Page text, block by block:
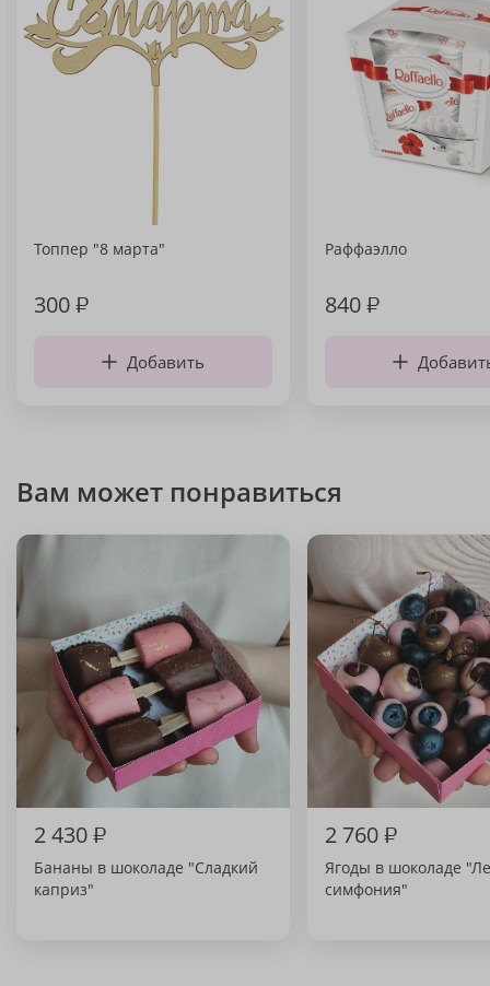
Топпер "8 марта"
300₽
Добавить
Раффаэлло
840₽
Вам может понравиться
2 430₽
Бананы в шоколаде "Сладкий
каприз"
2 760₽
Ягоды в шоколаде
симфония"